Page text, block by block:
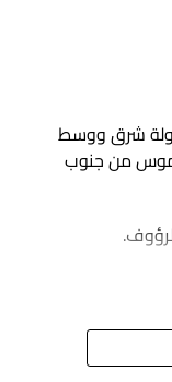
شرق ووسط
من جنوب